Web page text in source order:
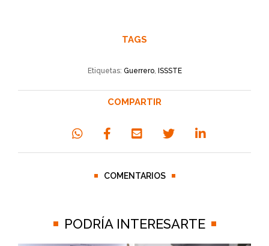
TAGS
Etiquetas: Guerrero, ISSSTE
COMPARTIR
COMENTARIOS
PODRÍA INTERESARTE